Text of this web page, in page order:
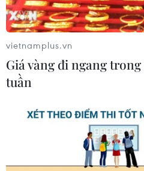
vietnamplus.vn
Giá vàng đi ngang
tuần